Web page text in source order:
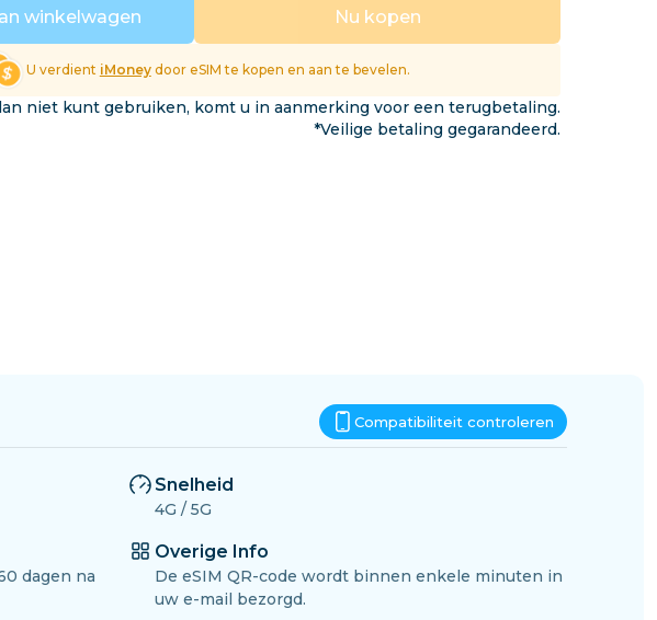
Alle Bestemmingen
winkelwagen Nu kopen
U verdient iMoneydoor eSIM te kopen en aan te bevelen.
niet kunt gebruiken, komt u in aanmerking voor een terugbetaling.
*Veilige betaling gegarandeerd.
Compatibiliteit controleren
dagen na
Snelheid
4G / 5G
Overige Info
De eSIM QR-code wordt binnen enkele minuten in
uw e-mail bezorgd.